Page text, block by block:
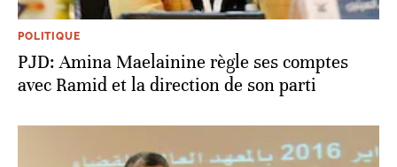
POLITIQUE
PJD: Amina Maelainine règle ses comptes
avec Ramid et la direction de son parti